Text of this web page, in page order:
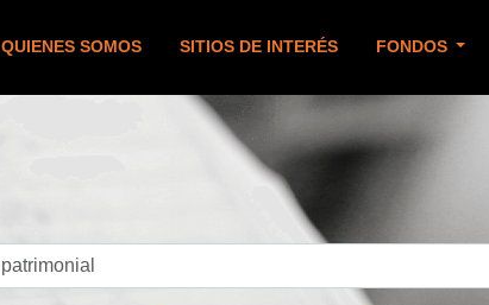
QUIENES SOMOS SITIOS DE INTERÉS FONDOS